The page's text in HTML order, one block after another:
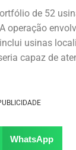
de 52
operação
usinas
capaz de
WhatsApp